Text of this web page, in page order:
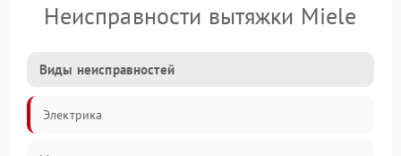
Неисправности вытяжки Miele
Виды неисправностей
Электрика